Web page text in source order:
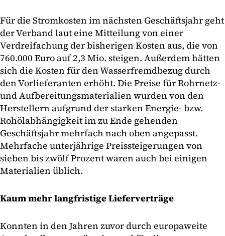
Für die Stromkosten im nächsten Geschäftsjahr geht
der Verband laut eine Mitteilung von einer
Verdreifachung der bisherigen Kosten aus, die von
760.000 Euro auf 2,3 Mio. steigen. Außerdem hätten
sich die Kosten für den Wasserfremdbezug durch
den Vorlieferanten erhöht. Die Preise für Rohrnetz-
und Aufbereitungsmaterialien wurden von den
Herstellern aufgrund der starken Energie- bzw.
Rohölabhängigkeit im zu Ende gehenden
Geschäftsjahr mehrfach nach oben angepasst.
Mehrfache unterjährige Preissteigerungen von
sieben bis zwölf Prozent waren auch bei einigen
Materialien üblich.
Kaum mehr langfristige Lieferverträge
Konnten in den Jahren zuvor durch europaweite